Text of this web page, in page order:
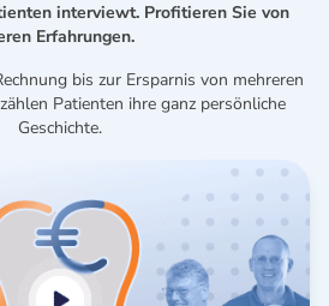
interviewt. Profitieren Sie von
Erfahrungen.
bis zur Ersparnis von mehreren
Patienten ihre ganz persönliche
Geschichte.